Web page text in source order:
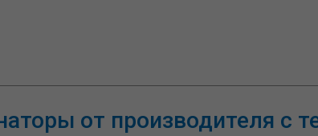
от производителя с